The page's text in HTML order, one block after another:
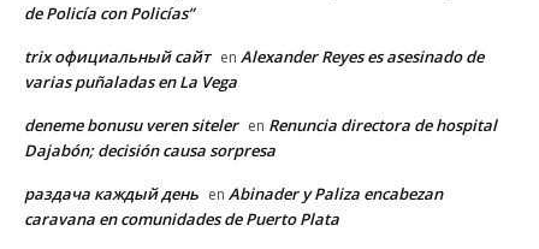
de Policía con Policías”
trix официальный сайт en Alexander Reyes es asesinado de
varias puñaladas en La Vega
deneme bonusu veren siteler en Renuncia directora de hospital
Dajabón; decisión causa sorpresa
раздача каждый день en Abinader y Paliza encabezan
caravana en comunidades de Puerto Plata